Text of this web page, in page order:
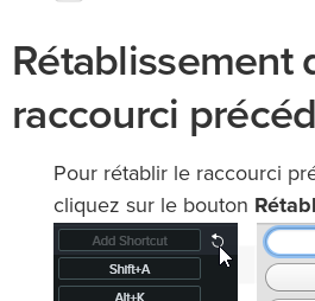
Rétablissement
raccourci
Pour rétablir le raccourci
cliquez sur le bouton